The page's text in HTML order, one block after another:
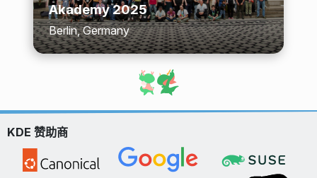
Akademy 2025
Berlin, Germany
KDE 赞助商